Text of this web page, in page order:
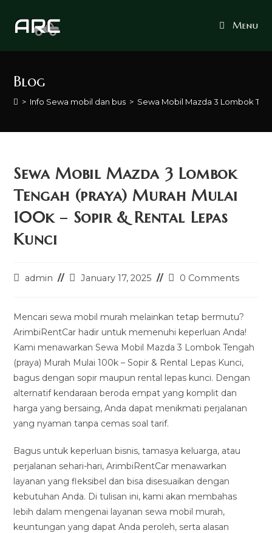
Menu
Blog
> Info Sewa mobil dan bus > Sewa Mobil Mazda 3 Lombok
Sewa Mobil Mazda 3 Lombok
Tengah (praya) Murah Mulai
100k – Sopir & Rental Lepas
Kunci
Postadmin
PostJanuary 17, 2025
Post0 Comments
Mencari sewa mobil murah melainkan tetap bermutu?
ArimbiRentCar hadir untuk memenuhi keperluan Anda!
Kami menawarkan Sewa Mobil Mazda 3 Lombok Tengah
(praya) Murah Mulai 100k – Sopir & Rental Lepas Kunci,
bagus dengan sopir maupun rental lepas kunci. Dengan
alternatif kendaraan beroda empat yang komplit dan
harga yang bersaing, Anda dapat menikmati perjalanan
yang nyaman tanpa cemas soal tarif.
Bagus untuk keperluan bisnis, tamasya keluarga, atau
perjalanan sehari-hari, ArimbiRentCar menawarkan
layanan yang fleksibel dan bisa disesuaikan dengan
kebutuhan Anda. Di tulisan ini, kami akan membahas
lebih dalam mengenai layanan sewa mobil murah,
keuntungan yang dapat Anda peroleh, serta alasan